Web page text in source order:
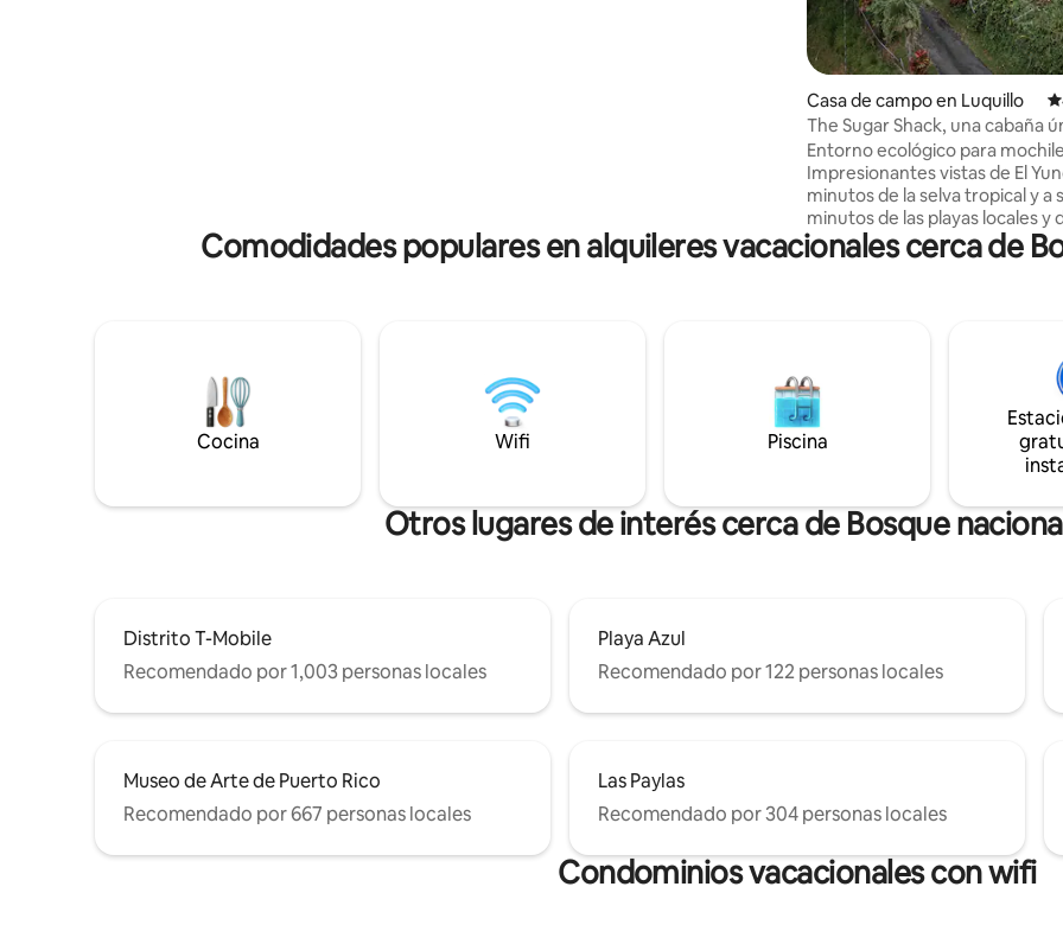
Casa de campo en Luquillo
The Sugar Shack, una cabaña
selva tropical
Entorno ecológico para
Impresionantes vistas de El
minutos de la selva tropical y a
minutos de las playas locales y
de Luquillo. Estamos a 45
ferris que te llevarán a Culebra
Estamos cerca para cualquier
Tenemos muchas frutas y
(fruta de la pasión, plátanos,
mangos...). Nos esforzamos
menor impacto posible.
Comodidades populares en alquileres vacacionales cerca de
Cocina Wifi Piscina
Otros lugares de interés cerca de Bosque
Distrito T-Mobile
Recomendado por 1,003 personas locales
Playa Azul
Recomendado por 122 personas locales
Museo de Arte de Puerto Rico
Recomendado por 667 personas locales
Las Paylas
Recomendado por 304 personas locales
Condominios vacacionales con wifi